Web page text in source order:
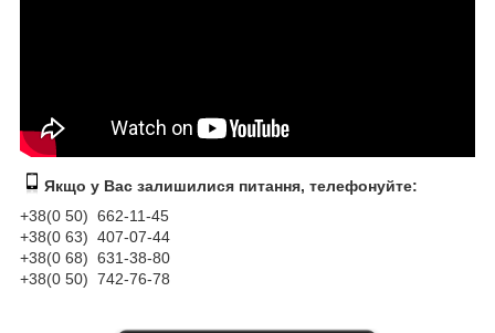
Якщо у Вас залишилися питання, телефонуйте:
+38(0 50) 662-11-45
+38(0 63) 407-07-44
+38(0 68) 631-38-80
+38(0 50) 742-76-78